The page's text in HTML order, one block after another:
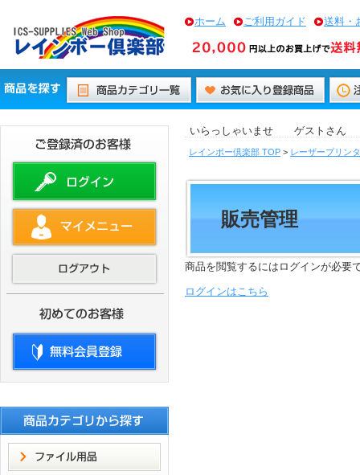
ホーム ご利用ガイド 送料・
いらっしゃいませ ゲストさん
レインボー倶楽部 TOP > レーザープリン
販売管理
商品を閲覧するにはログインが必要
ログインはこちら